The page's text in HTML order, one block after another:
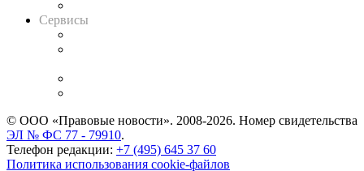
Сервисы
© ООО «Правовые новости». 2008-2026. Номер свидетельства
ЭЛ № ФС 77 - 79910.
Телефон редакции: +7 (495) 645 37 60
Политика использования cookie-файлов